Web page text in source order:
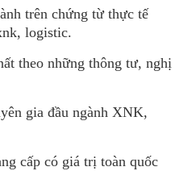
trên chứng từ thực tế
logistic.
theo những thông tư, nghị
gia đầu ngành XNK,
cấp có giá trị toàn quốc